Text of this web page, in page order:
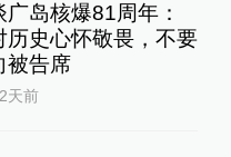
岛核爆81周年：
历史心怀敬畏，不要
被告席
2天前